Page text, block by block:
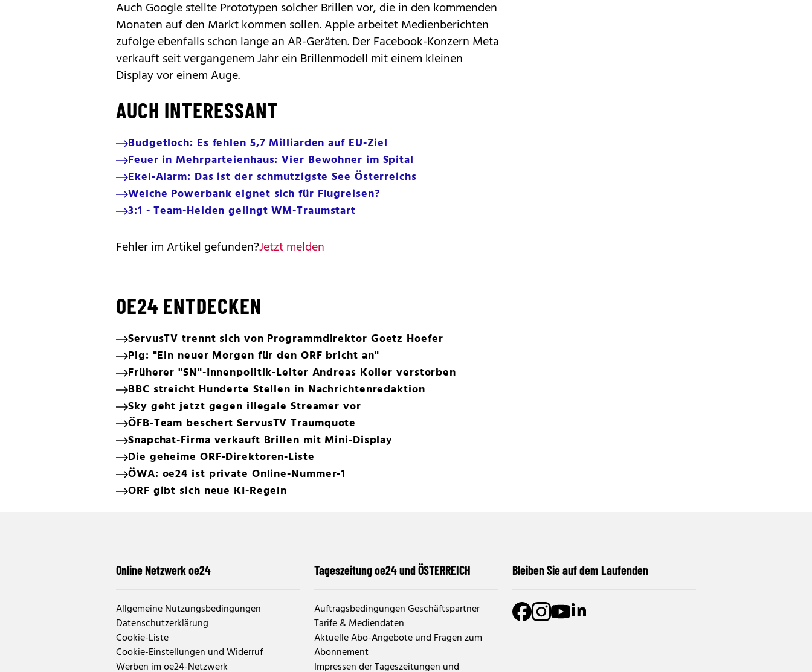
Auch Google stellte Prototypen solcher Brillen vor, die in den kommenden
Monaten auf den Markt kommen sollen. Apple arbeitet Medienberichten
zufolge ebenfalls schon lange an AR-Geräten. Der Facebook-Konzern Meta
verkauft seit vergangenem Jahr ein Brillenmodell mit einem kleinen
Display vor einem Auge.
AUCH INTERESSANT
Budgetloch: Es fehlen 5,7 Milliarden auf EU-Ziel
Feuer in Mehrparteienhaus: Vier Bewohner im Spital
Ekel-Alarm: Das ist der schmutzigste See Österreichs
Welche Powerbank eignet sich für Flugreisen?
3:1 - Team-Helden gelingt WM-Traumstart
Fehler im Artikel gefunden?Jetzt melden
OE24 ENTDECKEN
ServusTV trennt sich von Programmdirektor Goetz Hoefer
Pig: "Ein neuer Morgen für den ORF bricht an"
Früherer "SN"-Innenpolitik-Leiter Andreas Koller verstorben
BBC streicht Hunderte Stellen in Nachrichtenredaktion
Sky geht jetzt gegen illegale Streamer vor
ÖFB-Team beschert ServusTV Traumquote
Snapchat-Firma verkauft Brillen mit Mini-Display
Die geheime ORF-Direktoren-Liste
ÖWA: oe24 ist private Online-Nummer-1
ORF gibt sich neue KI-Regeln
Online Netzwerk oe24
Allgemeine Nutzungsbedingungen
Datenschutzerklärung
Cookie-Liste
Cookie-Einstellungen und Widerruf
Werben im oe24-Netzwerk
Tageszeitung oe24 und ÖSTERREICH
Auftragsbedingungen Geschäftspartner
Tarife & Mediendaten
Aktuelle Abo-Angebote und Fragen zum
Abonnement
Impressen der Tageszeitungen und
Bleiben Sie auf dem Laufenden